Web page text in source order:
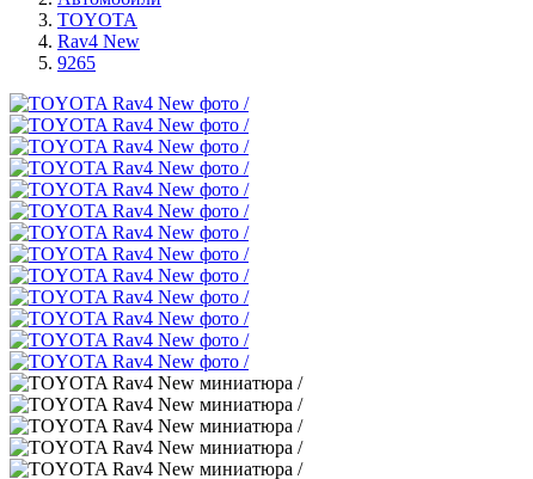
TOYOTA
Rav4 New
9265